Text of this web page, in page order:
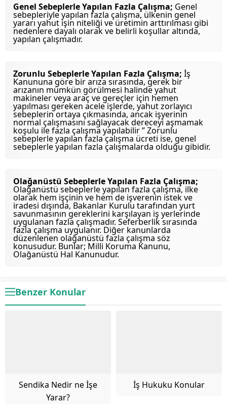
Genel Sebeplerle Yapılan Fazla Çalışma; Genel
sebepleriyle yapılan fazla çalışma, ülkenin genel
yararı yahut işin niteliği ve üretimin arttırılması gibi
nedenlere dayalı olarak ve belirli koşullar altında,
yapılan çalışmadır.
Zorunlu Sebeplerle Yapılan Fazla Çalışma; İş
Kanununa göre bir arıza sırasında, gerek bir
arızanın mümkün görülmesi halinde yahut
makineler veya araç ve gereçler için hemen
yapılması gereken acele işlerde, yahut zorlayıcı
sebeplerin ortaya çıkmasında, ancak işyerinin
normal çalışmasını sağlayacak dereceyi aşmamak
koşulu ile fazla çalışma yapılabilir ” Zorunlu
sebeplerle yapılan fazla çalışma ücreti ise, genel
sebeplerle yapılan fazla çalışmalarda olduğu gibidir.
Olağanüstü Sebeplerle Yapılan Fazla Çalışma;
Olağanüstü sebeplerle yapılan fazla çalışma, ilke
olarak hem işçinin ve hem de işverenin istek ve
iradesi dışında, Bakanlar Kurulu tarafından yurt
savunmasının gereklerini karşılayan iş yerlerinde
uygulanan fazla çalışmadır. Seferberlik sırasında
fazla çalışma uygulanır. Diğer kanunlarda
düzenlenen olağanüstü fazla çalışma söz
konusudur. Bunlar; Milli Koruma Kanunu,
Olağanüstü Hal Kanunudur.
Benzer Konular
Sendika Nedir ne İşe
Yarar?
İş Hukuku Konular